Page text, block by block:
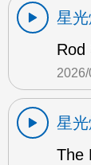
星
Rod
星
The